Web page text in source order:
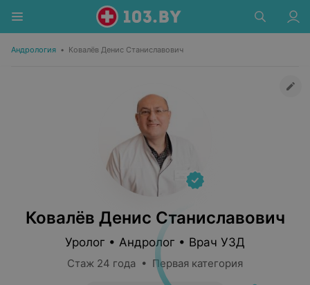
Андрология • Ковалёв Денис Станиславович
Ковалёв Денис Станиславович
Уролог • Андролог • Врач УЗД
Стаж 24 года • Первая категория